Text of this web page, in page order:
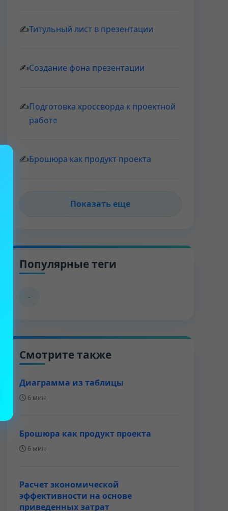
✍Титульный лист в презентации
✍Создание фона презентации
✍Подготовка кроссворда к проектной
работе
✍Брошюра как продукт проекта
Показать еще
Популярные теги
-
Смотрите также
Диаграмма из таблицы
6 мин
Брошюра как продукт проекта
6 мин
Расчет экономической
эффективности на основе
приведенных затрат